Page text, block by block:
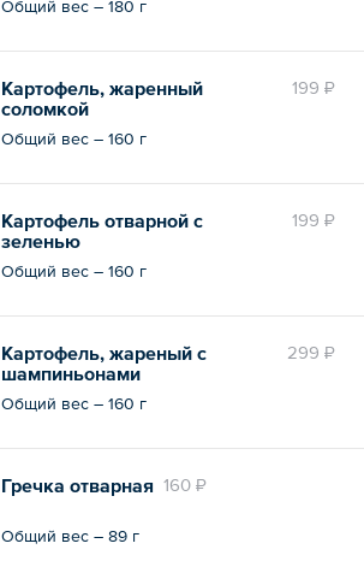
Общий вес – 180 г
199 ₽
Картофель, жаренный
соломкой
Общий вес – 160 г
199 ₽
Картофель отварной с
зеленью
Общий вес – 160 г
299 ₽
Картофель, жареный с
шампиньонами
Общий вес – 160 г
160 ₽
Гречка отварная
Общий вес – 89 г